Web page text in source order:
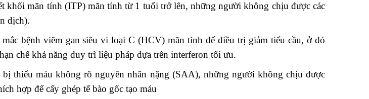
khối mãn tính (ITP) mãn tính từ 1 tuổi trở lên, những người không chịu được các
dịch).
bệnh viêm gan siêu vi loại C (HCV) mãn tính để điều trị giảm tiểu cầu, ở đó
chế khả năng duy trì liệu pháp dựa trên interferon tối ưu.
thiếu máu không rõ nguyên nhân nặng (SAA), những người không chịu được
hợp để cấy ghép tế bào gốc tạo máu